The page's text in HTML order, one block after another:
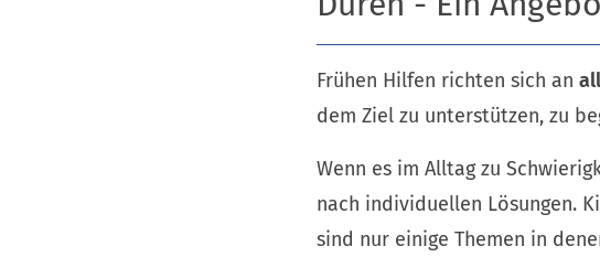
Frühen Hilfen richten sich an
dem Ziel zu unterstützen, zu
Wenn es im Alltag zu
nach individuellen Lösungen.
sind nur einige Themen in